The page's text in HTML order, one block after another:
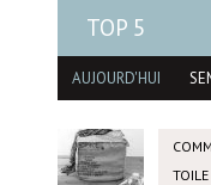
TOP 5
AUJOURD'HUI
TOILE